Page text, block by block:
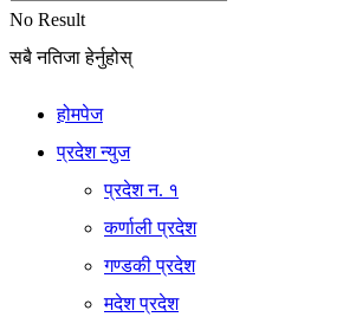
No Result
सबै नतिजा हेर्नुहोस्
होमपेज
प्रदेश न्युज
प्रदेश न. १
कर्णाली प्रदेश
गण्डकी प्रदेश
मदेश प्रदेश